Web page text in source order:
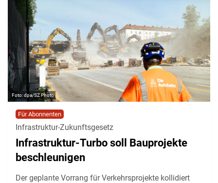
dpa/SZ Photo
Für Abonnenten
Infrastruktur-Zukunftsgesetz
Infrastruktur-Turbo soll Bauprojekte
beschleunigen
Der geplante Vorrang für Verkehrsprojekte kollidiert